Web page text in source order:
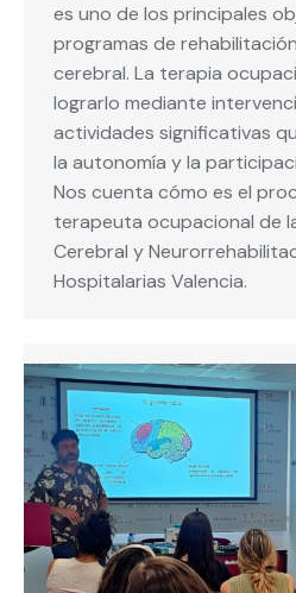
es uno de los principales
programas de
cerebral. La terapia
lograrlo mediante
actividades significativas
la autonomía y la
Nos cuenta cómo es el
terapeuta ocupacional de
Cerebral y
Hospitalarias Valencia.